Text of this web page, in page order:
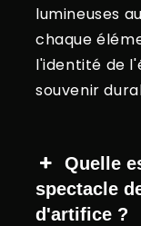
lumineuses
chaque
l'identité de
souvenir
Quelle
spectacle
d'artifice ?